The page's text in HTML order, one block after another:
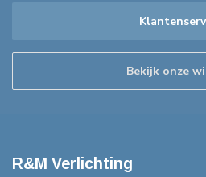
Bekijk onze
R&M Verlichting